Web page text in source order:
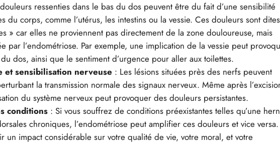
ressenties dans le bas du dos peuvent être du fait d’une sensibilité
du corps, comme l’utérus, les intestins ou la vessie. Ces douleurs sont dites
» car elles ne proviennent pas directement de la zone douloureuse, mais
par l’endométriose. Par exemple, une implication de la vessie peut
dos, ainsi que le sentiment d’urgence pour aller aux toilettes.
et sensibilisation nerveuse : Les lésions situées près des nerfs peuvent
la transmission normale des signaux nerveux. Même après
du système nerveux peut provoquer des douleurs persistantes.
conditions : Si vous souffrez de conditions préexistantes telles qu’une
chroniques, l’endométriose peut amplifier ces douleurs et vice versa.
un impact considérable sur votre qualité de vie, votre moral, et votre